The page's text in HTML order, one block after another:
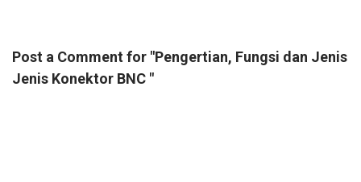
Post a Comment for "Pengertian, Fungsi dan Jenis
Jenis Konektor BNC "